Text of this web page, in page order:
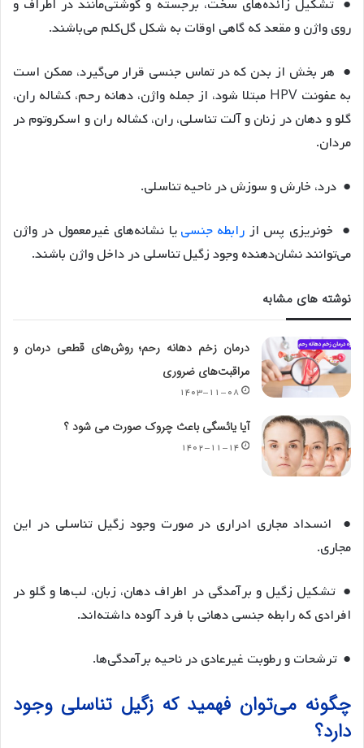
● تشکیل زائده‌های سخت، برجسته و گوشتی‌مانند در اطراف و
روی واژن و مقعد که گاهی اوقات به شکل گل‌کلم می‌باشند.
● هر بخش از بدن که در تماس جنسی قرار می‌گیرد، ممکن است
به عفونت HPV مبتلا شود، از جمله واژن، دهانه رحم، کشاله ران،
گلو و دهان در زنان و آلت تناسلی، ران، کشاله ران و اسکروتوم در
مردان.
● درد، خارش و سوزش در ناحیه تناسلی.
● خونریزی پس از رابطه جنسییا نشانه‌های غیرمعمول در واژن
می‌توانند نشان‌دهنده وجود زگیل تناسلی در داخل واژن باشند.
نوشته های مشابه
درمان زخم دهانه رحم؛ روش‌های قطعی درمان و
مراقبت‌های ضروری
۱۴۰۳-۱۱-۰۸
آیا یائسگی باعث چروک صورت می شود ؟
۱۴۰۲-۱۱-۱۴
● انسداد مجاری ادراری در صورت وجود زگیل تناسلی در این
مجاری.
● تشکیل زگیل و برآمدگی در اطراف دهان، زبان، لب‌ها و گلو در
افرادی که رابطه جنسی دهانی با فرد آلوده داشته‌اند.
● ترشحات و رطوبت غیرعادی در ناحیه برآمدگی‌ها.
چگونه می‌توان فهمید که زگیل تناسلی وجود
دارد؟